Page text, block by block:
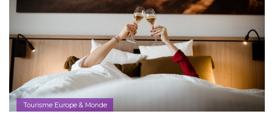
Tourisme Europe & Monde